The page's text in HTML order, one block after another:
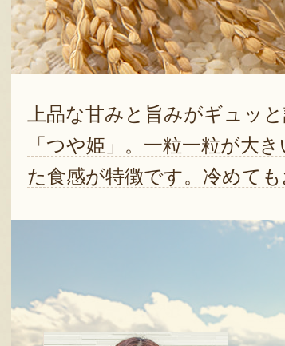
上品な甘みと旨みがギュッ
「つや姫」。一粒一粒が大
た食感が特徴です。冷めて